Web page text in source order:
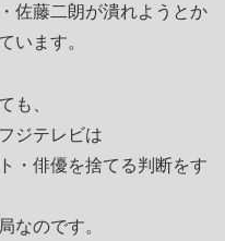
佐藤二朗が潰れようとか
います。
も、
ジテレビは
・俳優を捨てる判断をす
なのです。